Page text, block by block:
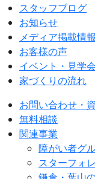
スタッフブログ
お知らせ
メディア掲載情報
お客様の声
イベント・見学会
家づくりの流れ
お問い合わせ・
無料相談
関連事業
障がい者グ
スターフォ